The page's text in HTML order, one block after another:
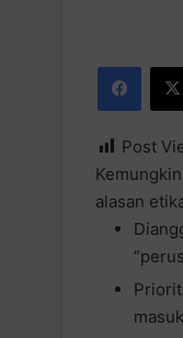
Post
alasan